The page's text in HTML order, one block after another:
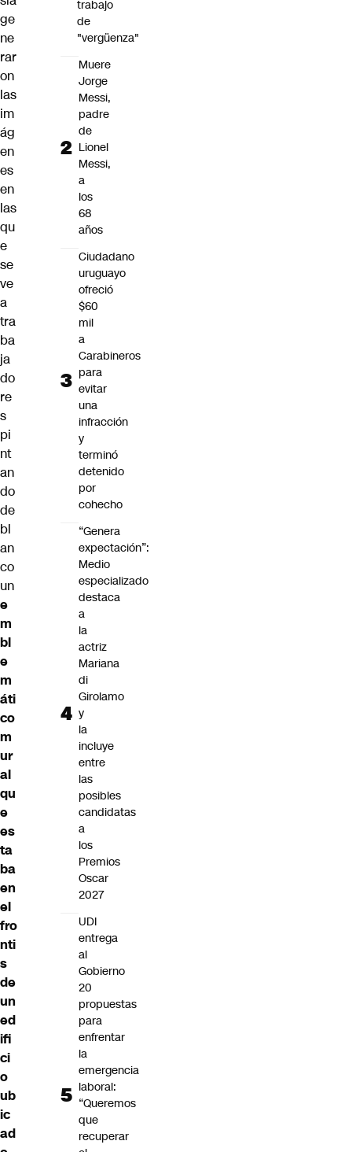
ge
ne
rar
on
las
im
ág
en
es
en
las
qu
e
se
ve
a
tra
ba
ja
do
re
s
pi
nt
an
do
de
bl
an
co
un
e
m
bl
e
m
áti
co
m
ur
al
qu
e
es
ta
ba
en
el
fro
nti
s
de
un
ed
ifi
ci
o
ub
ic
ad
trabajo
de
"vergüenza"
Muere
Jorge
Messi,
padre
de
Lionel
Messi,
a
los
68
años
Ciudadano
uruguayo
ofreció
$60
mil
a
Carabineros
para
evitar
una
infracción
y
terminó
detenido
por
cohecho
“Genera
expectación”:
Medio
especializado
destaca
a
la
actriz
Mariana
di
Girolamo
y
la
incluye
entre
las
posibles
candidatas
a
los
Premios
Oscar
2027
UDI
entrega
al
Gobierno
20
propuestas
para
enfrentar
la
emergencia
laboral:
“Queremos
que
recuperar